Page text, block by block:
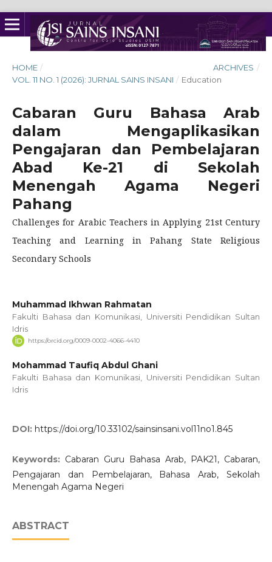
HOME / ARCHIVES /
VOL. 11 NO. 1 (2026): JURNAL SAINS INSANI / Education
Cabaran Guru Bahasa Arab
dalam Mengaplikasikan
Pengajaran dan Pembelajaran
Abad Ke-21 di Sekolah
Menengah Agama Negeri
Pahang
Challenges for Arabic Teachers in Applying 21st Century
Teaching and Learning in Pahang State Religious
Secondary Schools
Muhammad Ikhwan Rahmatan
Fakulti Bahasa dan Komunikasi, Universiti Pendidikan Sultan
Idris
https://orcid.org/0009-0002-4066-4410
Mohammad Taufiq Abdul Ghani
Fakulti Bahasa dan Komunikasi, Universiti Pendidikan Sultan
Idris
DOI: https://doi.org/10.33102/sainsinsani.vol11no1.845
Keywords: Cabaran Guru Bahasa Arab, PAK21, Cabaran,
Pengajaran dan Pembelajaran, Bahasa Arab, Sekolah
Menengah Agama Negeri
ABSTRACT